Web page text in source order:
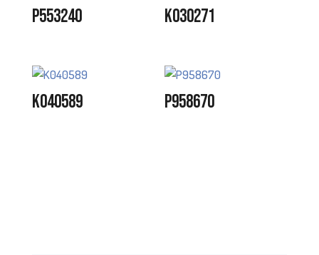
P553240 K030271
K040589 P958670